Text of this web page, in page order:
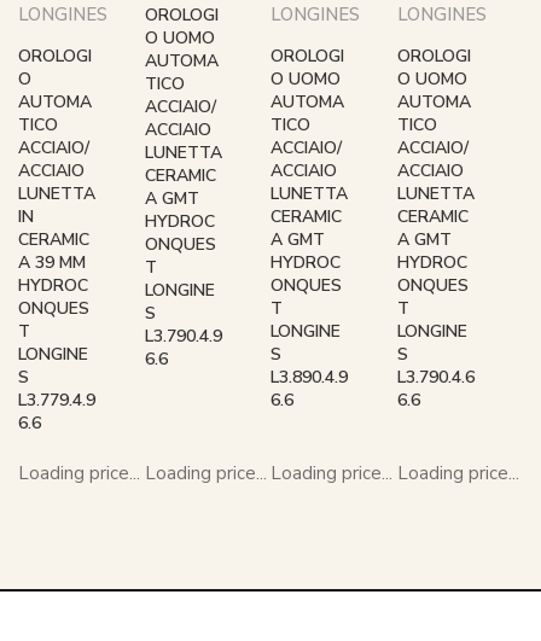
LONGINES
OROLOGI
O
AUTOMA
TICO
ACCIAIO/
ACCIAIO
LUNETTA
IN
CERAMIC
A 39 MM
HYDROC
ONQUES
T
LONGINE
S
L3.779.4.9
6.6
Loading price...
OROLOGI
O UOMO
AUTOMA
TICO
ACCIAIO/
ACCIAIO
LUNETTA
CERAMIC
A GMT
HYDROC
ONQUES
T
LONGINE
S
L3.790.4.9
6.6
Loading price...
LONGINES
OROLOGI
O UOMO
AUTOMA
TICO
ACCIAIO/
ACCIAIO
LUNETTA
CERAMIC
A GMT
HYDROC
ONQUES
T
LONGINE
S
L3.890.4.9
6.6
Loading price...
LONGINES
OROLOGI
O UOMO
AUTOMA
TICO
ACCIAIO/
ACCIAIO
LUNETTA
CERAMIC
A GMT
HYDROC
ONQUES
T
LONGINE
S
L3.790.4.6
6.6
Loading price...